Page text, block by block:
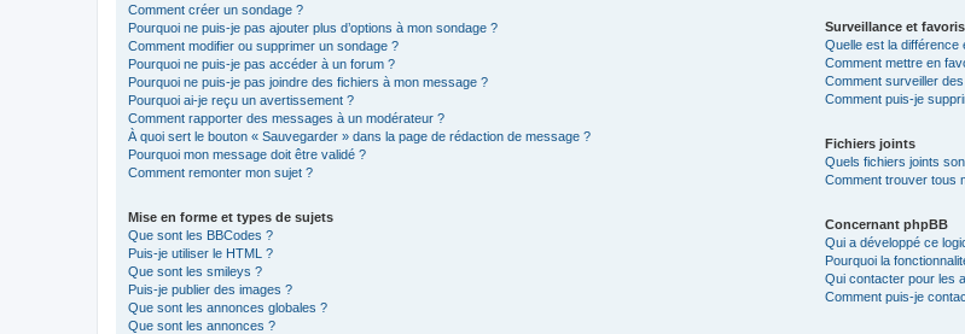
Comment créer un sondage ?
Pourquoi ne puis-je pas ajouter plus d’options à mon sondage ?
Comment modifier ou supprimer un sondage ?
Pourquoi ne puis-je pas accéder à un forum ?
Pourquoi ne puis-je pas joindre des fichiers à mon message ?
Pourquoi ai-je reçu un avertissement ?
Comment rapporter des messages à un modérateur ?
À quoi sert le bouton « Sauvegarder » dans la page de rédaction de message ?
Pourquoi mon message doit être validé ?
Comment remonter mon sujet ?
Mise en forme et types de sujets
Que sont les BBCodes ?
Puis-je utiliser le HTML ?
Que sont les smileys ?
Puis-je publier des images ?
Que sont les annonces globales ?
Que sont les annonces ?
Surveillance et favoris
Quelle est la différence
Comment mettre en
Comment surveiller
Comment puis-je
Fichiers joints
Quels fichiers joints
Comment trouver tous
Concernant phpBB
Qui a développé ce
Pourquoi la
Qui contacter pour les
Comment puis-je